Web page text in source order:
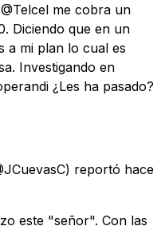
me cobra un
Diciendo que en un
a mi plan lo cual es
Investigando en
¿Les ha pasado?
reportó hace
este "señor". Con las